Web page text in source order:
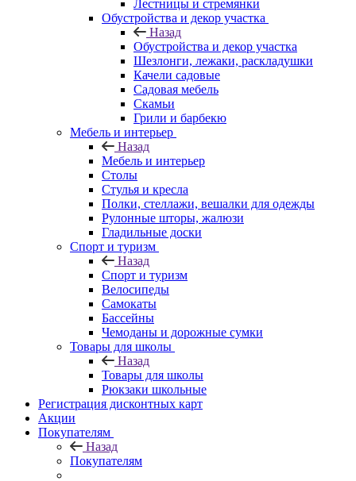
Лестницы и стремянки
Обустройства и декор участка
Назад
Обустройства и декор участка
Шезлонги, лежаки, раскладушки
Качели садовые
Садовая мебель
Скамьи
Грили и барбекю
Мебель и интерьер
Назад
Мебель и интерьер
Столы
Стулья и кресла
Полки, стеллажи, вешалки для одежды
Рулонные шторы, жалюзи
Гладильные доски
Спорт и туризм
Назад
Спорт и туризм
Велосипеды
Самокаты
Бассейны
Чемоданы и дорожные сумки
Товары для школы
Назад
Товары для школы
Рюкзаки школьные
Регистрация дисконтных карт
Акции
Покупателям
Назад
Покупателям